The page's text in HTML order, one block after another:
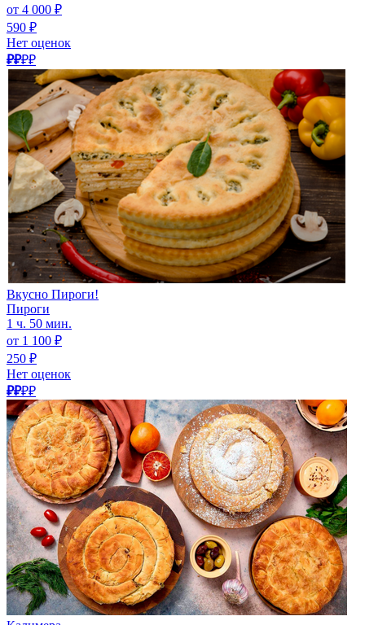
от 4 000 ₽
590 ₽
Нет оценок
₽₽₽₽
Вкусно Пироги!
Пироги
1 ч. 50 мин.
от 1 100 ₽
250 ₽
Нет оценок
₽₽₽₽